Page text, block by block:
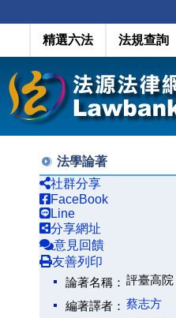
精選六法 法規查詢
法學論著
社群分享
FaceBook
Line
分享網址
意見回饋
友善列印
論著名稱： 評臺高
編著譯者： 蔡志方